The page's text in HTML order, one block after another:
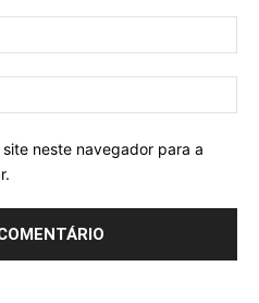
neste navegador para a